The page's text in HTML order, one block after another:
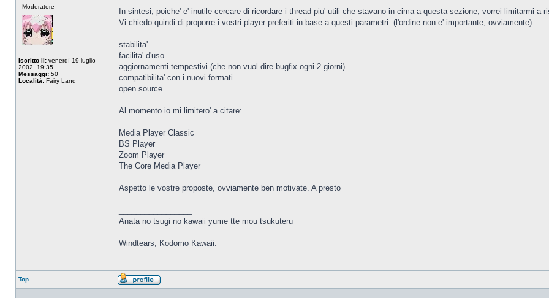
Moderatore
Iscritto il: venerdì 19 luglio
2002, 19:35
Messaggi: 50
Località: Fairy Land
In sintesi, poiche' e' inutile cercare di ricordare i thread piu' utili che stavano in cima a questa sezione, vorrei limitarmi a
Vi chiedo quindi di proporre i vostri player preferiti in base a questi parametri: (l'ordine non e' importante, ovviamente)
stabilita'
facilita' d'uso
aggiornamenti tempestivi (che non vuol dire bugfix ogni 2 giorni)
compatibilita' con i nuovi formati
open source
Al momento io mi limitero' a citare:
Media Player Classic
BS Player
Zoom Player
The Core Media Player
Aspetto le vostre proposte, ovviamente ben motivate. A presto
Anata no tsugi no kawaii yume tte mou tsukuteru
Windtears, Kodomo Kawaii.
Top
Profilo